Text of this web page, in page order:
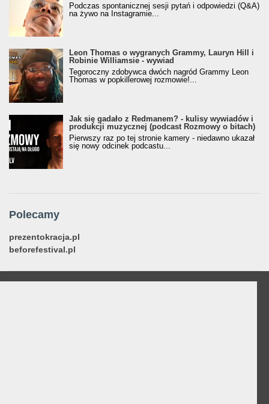
Podczas spontanicznej sesji pytań i odpowiedzi (Q&A)
na żywo na Instagramie...
Leon Thomas o wygranych Grammy, Lauryn Hill i
Robinie Williamsie - wywiad
Tegoroczny zdobywca dwóch nagród Grammy Leon
Thomas w popkillerowej rozmowie!...
Jak się gadało z Redmanem? - kulisy wywiadów i
produkcji muzycznej (podcast Rozmowy o bitach)
Pierwszy raz po tej stronie kamery - niedawno ukazał
się nowy odcinek podcastu...
Polecamy
prezentokracja.pl
beforefestival.pl